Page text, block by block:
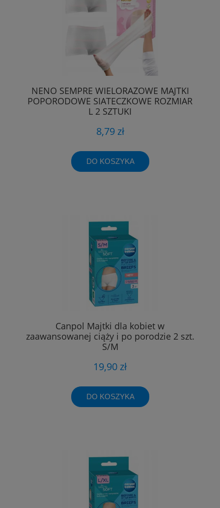
NENO SEMPRE WIELORAZOWE MAJTKI
POPORODOWE SIATECZKOWE ROZMIAR
L 2 SZTUKI
8,79 zł
DO KOSZYKA
Canpol Majtki dla kobiet w
zaawansowanej ciąży i po porodzie 2 szt.
S/M
19,90 zł
DO KOSZYKA